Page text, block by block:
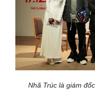
Nhã Trúc là giám